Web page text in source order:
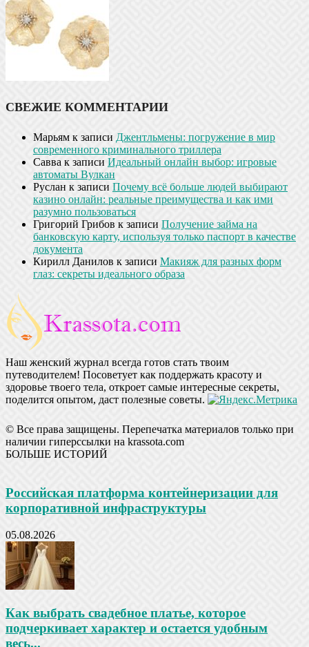
СВЕЖИЕ КОММЕНТАРИИ
Марьям к записи Джентльмены: погружение в мир
современного криминального триллера
Савва к записи Идеальный онлайн выбор: игровые
автоматы Вулкан
Руслан к записи Почему всё больше людей выбирают
казино онлайн: реальные преимущества и как ими
разумно пользоваться
Григорий Грибов к записи Получение займа на
банковскую карту, используя только паспорт в качестве
документа
Кирилл Данилов к записи Макияж для разных форм
глаз: секреты идеального образа
Наш женский журнал всегда готов стать твоим
путеводителем! Посоветует как поддержать красоту и
здоровье твоего тела, откроет самые интересные секреты,
поделится опытом, даст полезные советы.
© Все права защищены. Перепечатка материалов только при
наличии гиперссылки на krassota.com
БОЛЬШЕ ИСТОРИЙ
Российская платформа контейнеризации для
корпоративной инфраструктуры
05.08.2026
Как выбрать свадебное платье, которое
подчеркивает характер и остается удобным
весь...